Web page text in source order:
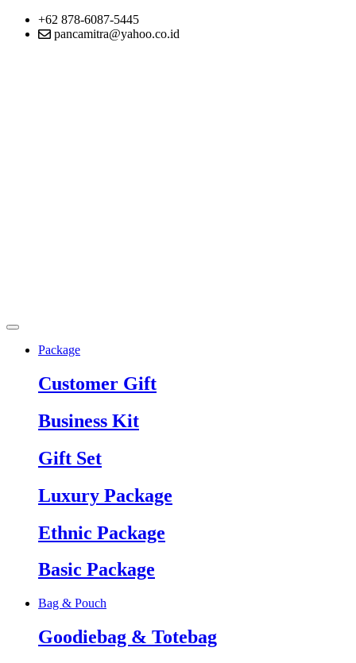
+62 878-6087-5445
pancamitra@yahoo.co.id
Package
Customer Gift
Business Kit
Gift Set
Luxury Package
Ethnic Package
Basic Package
Bag & Pouch
Goodiebag & Totebag